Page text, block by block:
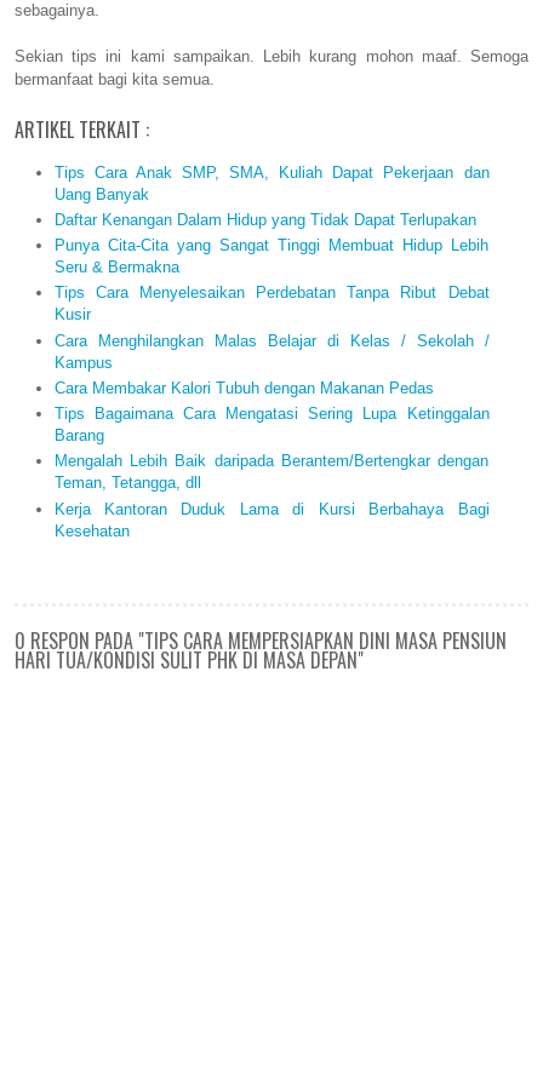
sebagainya.
Sekian tips ini kami sampaikan. Lebih kurang mohon maaf. Semoga
bermanfaat bagi kita semua.
ARTIKEL TERKAIT :
Tips Cara Anak SMP, SMA, Kuliah Dapat Pekerjaan dan
Uang Banyak
Daftar Kenangan Dalam Hidup yang Tidak Dapat Terlupakan
Punya Cita-Cita yang Sangat Tinggi Membuat Hidup Lebih
Seru & Bermakna
Tips Cara Menyelesaikan Perdebatan Tanpa Ribut Debat
Kusir
Cara Menghilangkan Malas Belajar di Kelas / Sekolah /
Kampus
Cara Membakar Kalori Tubuh dengan Makanan Pedas
Tips Bagaimana Cara Mengatasi Sering Lupa Ketinggalan
Barang
Mengalah Lebih Baik daripada Berantem/Bertengkar dengan
Teman, Tetangga, dll
Kerja Kantoran Duduk Lama di Kursi Berbahaya Bagi
Kesehatan
0 RESPON PADA "TIPS CARA MEMPERSIAPKAN DINI MASA PENSIUN
HARI TUA/KONDISI SULIT PHK DI MASA DEPAN"